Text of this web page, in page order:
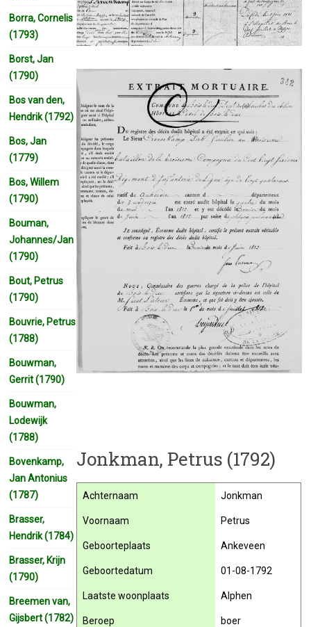
Jonkman, Petrus (1792)
Achternaam Jonkman
Voornaam Petrus
Geboorteplaats Ankeveen
Geboortedatum 01-08-1792
Laatste woonplaats Alphen
Beroep boer
Borra, Cornelis
(1793)
Borst, Jan
(1790)
Bos van den,
Hendrik (1792)
Bos, Jan
(1779)
Bos, Willem
(1790)
Bouman,
Johannes/Jan
(1790)
Bout, Petrus
(1790)
Bouvrie, Petrus
(1788)
Bouwman,
Gerrit (1790)
Bouwman,
Lodewijk
(1788)
Bovenkamp,
Jan Antonius
(1787)
Brasser,
Hendrik (1784)
Brasser, Krijn
(1790)
Breemen van,
Gijsbert (1782)